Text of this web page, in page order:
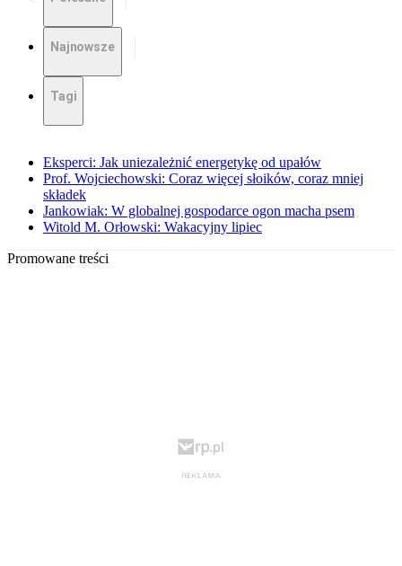
Najnowsze
Tagi
Eksperci: Jak uniezależnić energetykę od upałów
Prof. Wojciechowski: Coraz więcej słoików, coraz mniej
składek
Jankowiak: W globalnej gospodarce ogon macha psem
Witold M. Orłowski: Wakacyjny lipiec
Promowane treści